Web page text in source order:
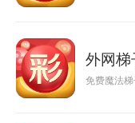
外网梯
免费魔法